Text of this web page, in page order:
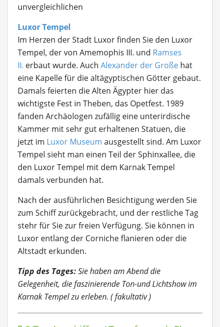
unvergleichlichen
Luxor Tempel
Im Herzen der Stadt Luxor finden Sie den Luxor
Tempel, der von Amemophis III. und Ramses
II. erbaut wurde. Auch Alexander der Große hat
eine Kapelle für die altägyptischen Götter gebaut.
Damals feierten die Alten Ägypter hier das
wichtigste Fest in Theben, das Opetfest. 1989
fanden Archäologen zufällig eine unterirdische
Kammer mit sehr gut erhaltenen Statuen, die
jetzt im Luxor Museum ausgestellt sind. Am Luxor
Tempel sieht man einen Teil der Sphinxallee, die
den Luxor Tempel mit dem Karnak Tempel
damals verbunden hat.
Nach der ausführlichen Besichtigung werden Sie
zum Schiff zurückgebracht, und der restliche Tag
stehr für Sie zur freien Verfügung. Sie können in
Luxor entlang der Corniche flanieren oder die
Altstadt erkunden.
Tipp des Tages:Sie haben am Abend die
Gelegenheit, die faszinierende Ton-und Lichtshow im
Karnak Tempel zu erleben. ( fakultativ )